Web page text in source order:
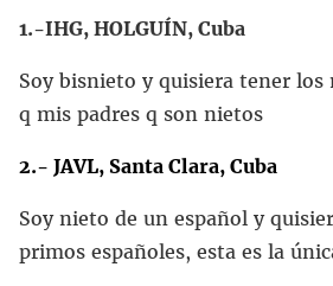
1.-IHG, HOLGUÍN, Cuba
Soy bisnieto y quisiera tener los
q mis padres q son nietos
2.- JAVL, Santa Clara, Cuba
Soy nieto de un español y
primos españoles, esta es la